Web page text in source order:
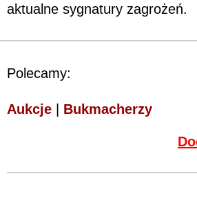
aktualne sygnatury zagrożeń.
Polecamy:
Aukcje | Bukmacherzy